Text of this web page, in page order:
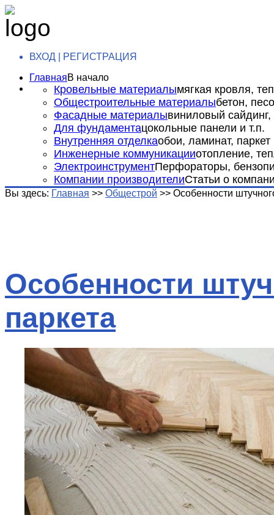
ВХОД | РЕГИСТРАЦИЯ
ГлавнаяВ начало
Кровельные материалымягкая кровля,
Общестроительные материалыбетон,
Фасадные материалывиниловый сайдинг,
Для фундаментацокольные панели и т.п.
Внутренняя отделкаобои, ламинат, паркет
Инженерные коммуникацииотопление,
ЭлектроинструментПерфораторы,
Компании производителиСтатьи о
Вы здесь: Главная >> Общестрой >> Особенности
Особенности
паркета